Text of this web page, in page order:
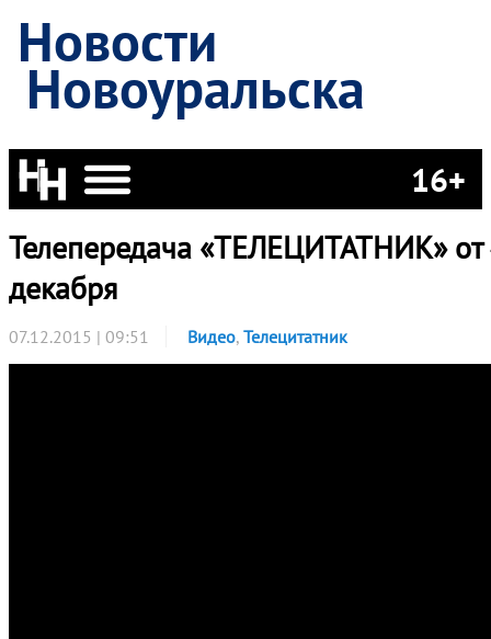
Новости
Новоуральска
16+
Телепередача «ТЕЛЕЦИТАТНИК» от
декабря
07.12.2015 | 09:51 Видео, Телецитатник